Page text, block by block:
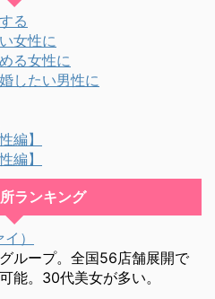
る
女性に
る女性に
したい男性に
編】
編】
ランキング
）
ループ。全国56店舗展開で
能。30代美女が多い。